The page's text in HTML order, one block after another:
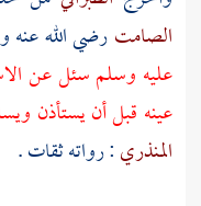
الصامترضي الله عنه
عليه وسلم سئل عن
عينه قبل أن يستأذن
المنذري: رواته ثقات .